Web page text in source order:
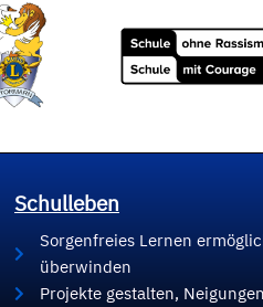
Schulleben
Sorgenfreies Lernen
überwinden
Projekte gestalten,